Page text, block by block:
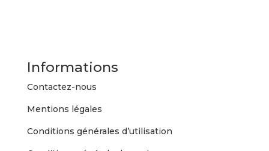
Informations
Contactez-nous
Mentions légales
Conditions générales d’utilisation